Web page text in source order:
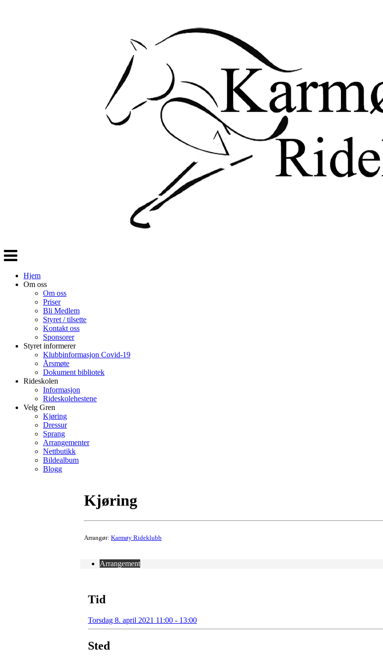
Veksle
navigasjon
Hjem
Om oss
Om oss
Priser
Bli Medlem
Styret / tilsette
Kontakt oss
Sponsorer
Styret informerer
Klubbinformasjon Covid-19
Årsmøte
Dokument bibliotek
Rideskolen
Informasjon
Rideskolehestene
Velg Gren
Kjøring
Dressur
Sprang
Arrangementer
Nettbutikk
Bildealbum
Blogg
Kjøring
Arrangør: Karmøy Rideklubb
Arrangement
Tid
Torsdag 8. april 2021 11:00 - 13:00
Sted